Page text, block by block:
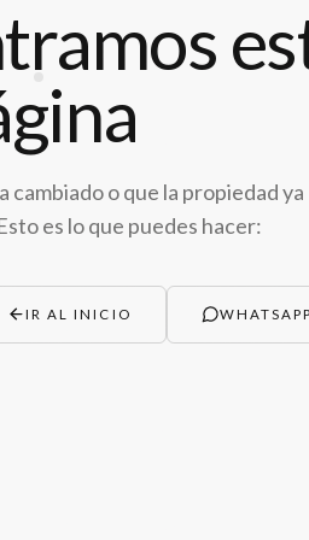
cambiado o que la propiedad ya
es lo que puedes hacer:
IR AL INICIO